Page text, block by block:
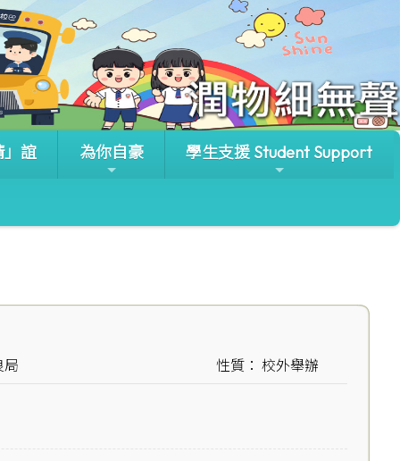
」誼 為你自豪 學生支援 Student Support
局 性質： 校外舉辦